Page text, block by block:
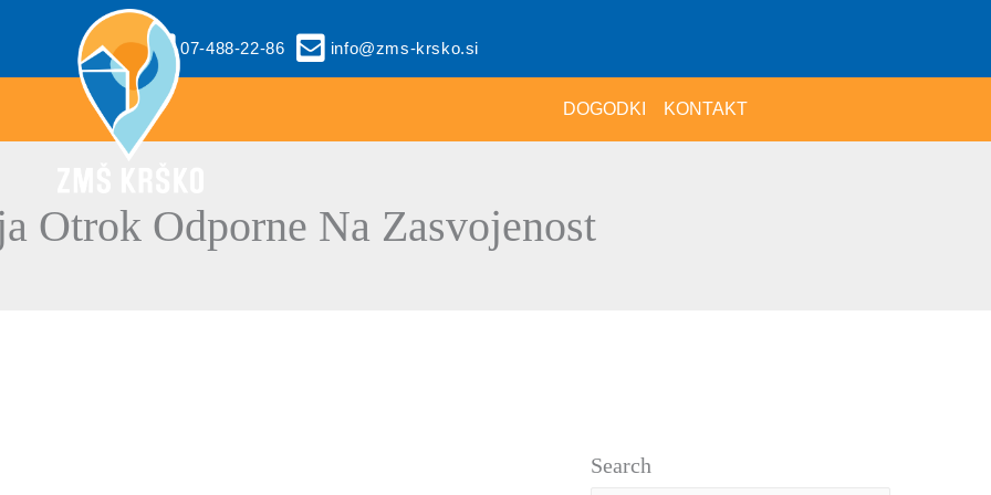
07-488-22-86 info@zms-krsko.si
DOGODKI KONTAKT
Otrok Odporne Na Zasvojenost
Search